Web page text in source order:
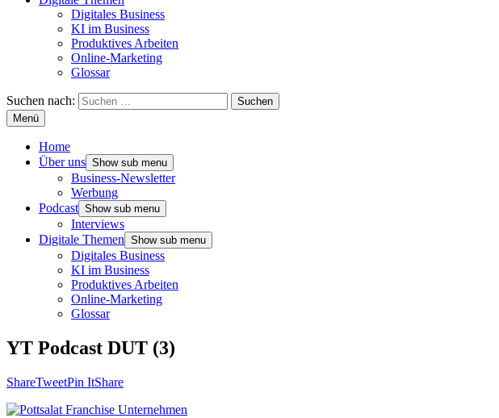
Digitales Business
KI im Business
Produktives Arbeiten
Online-Marketing
Glossar
Suchen nach:
Menü
Home
Über uns Show sub menu
Business-Newsletter
Werbung
Podcast Show sub menu
Interviews
Digitale Themen Show sub menu
Digitales Business
KI im Business
Produktives Arbeiten
Online-Marketing
Glossar
YT Podcast DUT (3)
ShareTweetPin ItShare